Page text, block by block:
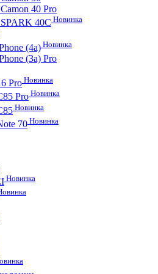
40 Pro
40C Новинка
(4a)Новинка
(3a) Pro
Pro Новинка
Pro Новинка
Новинка
70Новинка
Новинка